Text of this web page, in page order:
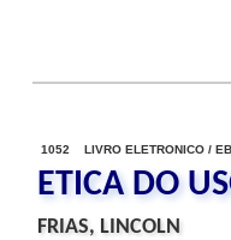
1052 LIVRO ELETRONICO /
ETICA DO
FRIAS, LINCOLN